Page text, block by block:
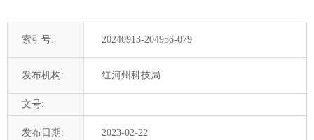
索引号: 20240913-204956-079
发布机构: 红河州科技局
文号:
发布日期: 2023-02-22